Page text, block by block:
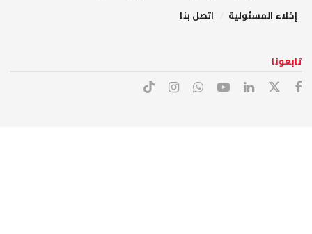
إخلاء المسئولية
اتصل بنا
تابعونا